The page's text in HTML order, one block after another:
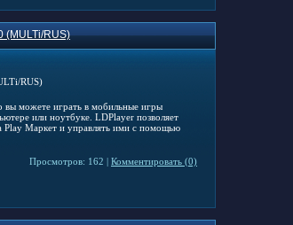
(MULTi/RUS)
можете играть в мобильные игры
или ноутбуке. LDPlayer позволяет
Play Маркет и управлять ими с помощью
Просмотров: 162 | Комментировать (0)